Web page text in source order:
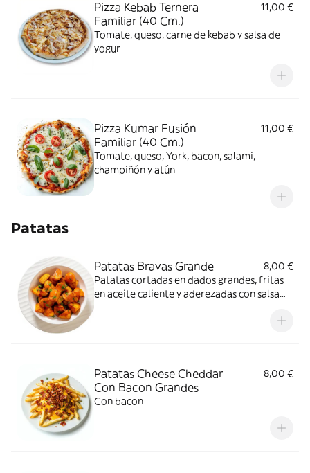
Pizza Kebab Ternera
Familiar (40 Cm.)
11,00 €
Tomate, queso, carne de kebab y salsa de
yogur
Pizza Kumar Fusión
Familiar (40 Cm.)
11,00 €
Tomate, queso, York, bacon, salami,
champiñón y atún
Patatas
Patatas Bravas Grande
8,00 €
Patatas cortadas en dados grandes, fritas
en aceite caliente y aderezadas con salsa
Patatas Cheese Cheddar
Con Bacon Grandes
8,00 €
Con bacon